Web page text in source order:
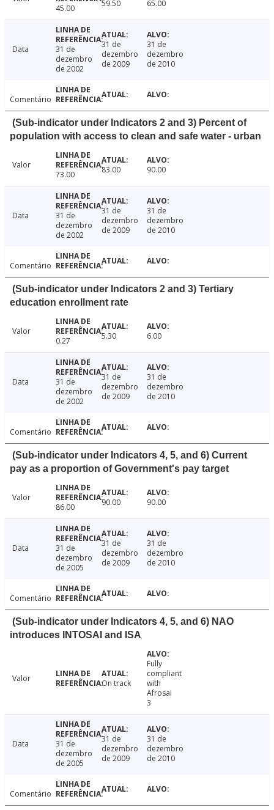
45.00
59.50 65.00
Data
31 de
dezembro
de 2002
31 de
dezembro
de 2009
31 de
dezembro
de 2010
Comentário
(Sub-indicator under Indicators 2 and 3) Percent of
population with access to clean and safe water - urban
Valor
73.00
83.00 90.00
Data
31 de
dezembro
de 2002
31 de
dezembro
de 2009
31 de
dezembro
de 2010
Comentário
(Sub-indicator under Indicators 2 and 3) Tertiary
education enrollment rate
Valor
0.27
5.30 6.00
Data
31 de
dezembro
de 2002
31 de
dezembro
de 2009
31 de
dezembro
de 2010
Comentário
(Sub-indicator under Indicators 4, 5, and 6) Current
pay as a proportion of Government's pay target
Valor
86.00
90.00 90.00
Data
31 de
dezembro
de 2005
31 de
dezembro
de 2009
31 de
dezembro
de 2010
Comentário
(Sub-indicator under Indicators 4, 5, and 6) NAO
introduces INTOSAI and ISA
Valor On track
Fully
compliant
with
Afrosai
3
Data
31 de
dezembro
de 2005
31 de
dezembro
de 2009
31 de
dezembro
de 2010
Comentário